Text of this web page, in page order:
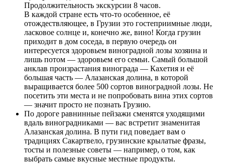
Продолжительность экскурсии 8 часов.
В каждой стране есть что-то особенное, её
отождествляющее, в Грузии это гостеприимные люди,
ласковое солнце и, конечно же, вино! Когда грузин
приходит в дом соседа, в первую очередь он
интересуется здоровьем виноградной лозы хозяина и
лишь потом — здоровьем его семьи. Самый большой
анклав произрастания винограда — Кахетия и её
большая часть — Алазанская долина, в которой
выращивается более 500 сортов виноградной лозы. Не
посетить эти места и не попробовать вина этих сортов
— значит просто не познать Грузию.
По дороге равнинные пейзажи сменятся уходящими
вдаль виноградниками — вас встретит знаменитая
Алазанская долина. В пути гид поведает вам о
традициях Сакартвело, грузинские крылатые фразы,
тосты и полезные советы — например, о том, как
выбрать самые вкусные местные продукты.